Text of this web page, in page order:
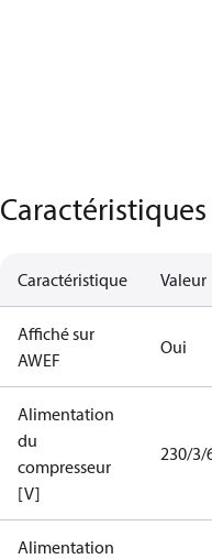
Caractéristique Valeur
Affiché sur
AWEF
Oui
Alimentation
du
compresseur
[V]
230/3/
Alimentation